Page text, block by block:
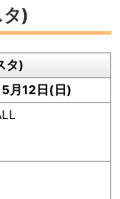
)
タ)
月12日(日)